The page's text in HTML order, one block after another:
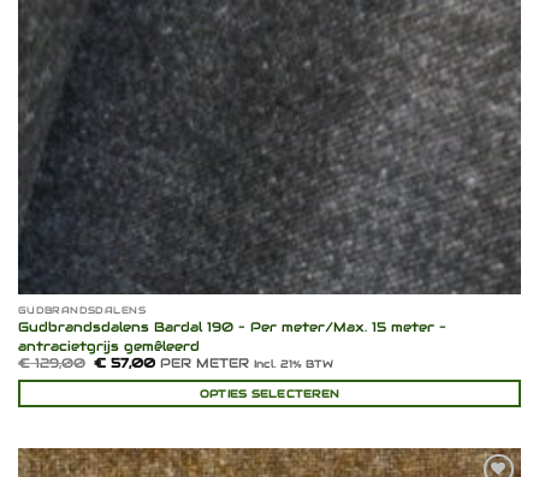
GUDBRANDSDALENS
Gudbrandsdalens Bardal 190 – Per meter/Max. 15 meter –
antracietgrijs gemêleerd
€129,00 Oorspronkelijke
prijs
was:
€ 57,00Huidige
prijs
is:
€ 57,00.
PER METERIncl. 21% BTW
OPTIES SELECTEREN